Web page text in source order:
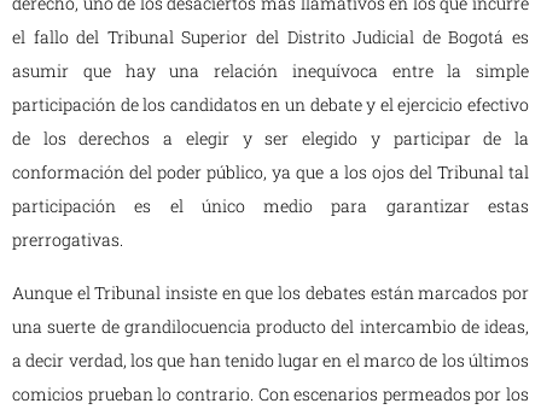
el fallo del Tribunal Superior del Distrito Judicial de Bogotá es
asumir que hay una relación inequívoca entre la simple
participación de los candidatos en un debate y el ejercicio efectivo
de los derechos a elegir y ser elegido y participar de la
conformación del poder público, ya que a los ojos del Tribunal tal
participación es el único medio para garantizar estas
prerrogativas.
Aunque el Tribunal insiste en que los debates están marcados por
una suerte de grandilocuencia producto del intercambio de ideas,
a decir verdad, los que han tenido lugar en el marco de los últimos
comicios prueban lo contrario. Con escenarios permeados por los